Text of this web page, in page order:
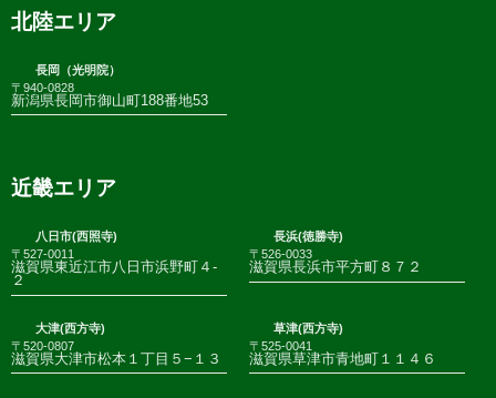
北陸エリア
長岡（光明院）
〒940-0828
新潟県長岡市御山町188番地53
近畿エリア
八日市(西照寺)
〒527-0011
滋賀県東近江市八日市浜野町４-
２
長浜(徳勝寺)
〒526-0033
滋賀県長浜市平方町８７２
大津(西方寺)
〒520-0807
滋賀県大津市松本１丁目５−１３
草津(西方寺)
〒525-0041
滋賀県草津市青地町１１４６